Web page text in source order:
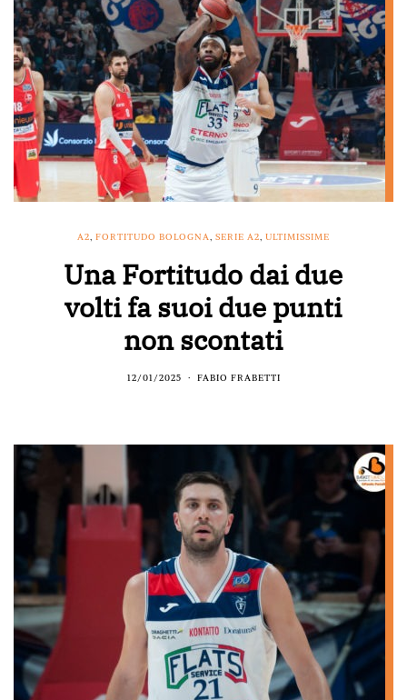
A2, FORTITUDO BOLOGNA, SERIE A2, ULTIMISSIME
Una Fortitudo dai due
volti fa suoi due punti
non scontati
12/01/2025 FABIO FRABETTI